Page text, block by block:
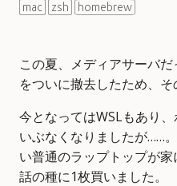
mac
zsh homebrew
この夏、メディアサーバ
をついに撤去したため、そ
今となってはWSLもあり
いぶなくなりましたが……
い普通のラップトップが
話の種に1枚買いました。